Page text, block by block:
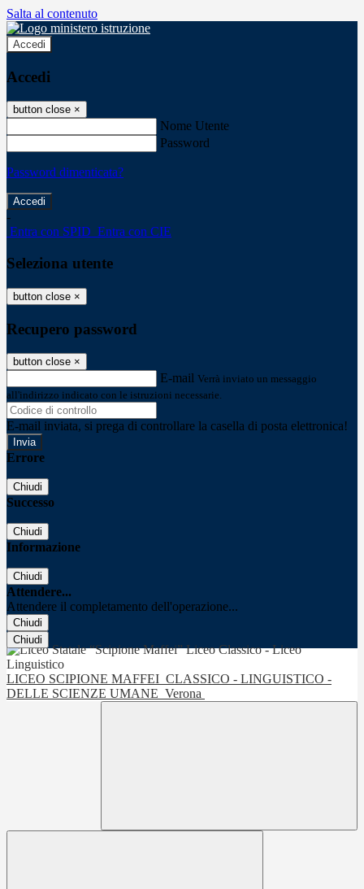
Salta al contenuto
Accedi
Accedi
button close ×
Nome Utente
Password
Password dimenticata?
-
Entra con SPID Entra con CIE
Seleziona utente
button close ×
Recupero password
button close ×
E-mail Verrà inviato un messaggio
all'indirizzo indicato con le istruzioni necessarie.
E-mail inviata, si prega di controllare la casella di posta elettronica!
Errore
Chiudi
Successo
Chiudi
Informazione
Chiudi
Attendere...
Attendere il completamento dell'operazione...
Chiudi
Chiudi
LICEO SCIPIONE MAFFEI CLASSICO - LINGUISTICO -
DELLE SCIENZE UMANE Verona